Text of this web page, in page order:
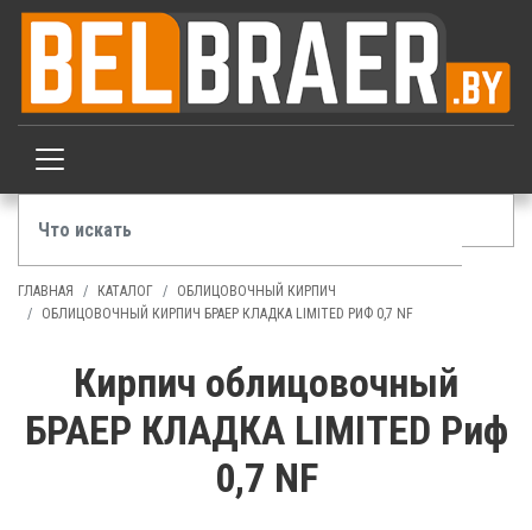
ГЛАВНАЯ КАТАЛОГ
ОБЛИЦОВОЧНЫЙ КИРПИЧ
ОБЛИЦОВОЧНЫЙ КИРПИЧ БРАЕР КЛАДКА LIMITED РИФ 0,7 NF
Кирпич облицовочный
БРАЕР КЛАДКА LIMITED Риф
0,7 NF